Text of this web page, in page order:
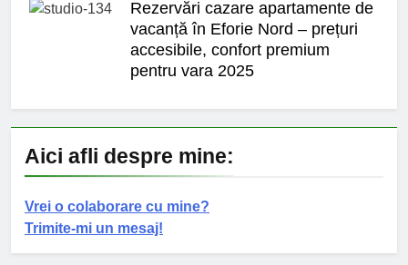
Rezervări cazare apartamente de
vacanță în Eforie Nord – prețuri
accesibile, confort premium
pentru vara 2025
Aici afli despre mine:
Vrei o colaborare cu mine?
Trimite-mi un mesaj!